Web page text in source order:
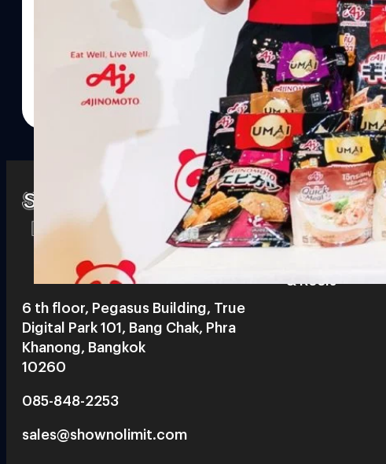
6 th floor, Pegasus Building, True
Digital Park 101, Bang Chak, Phra
Khanong, Bangkok
10260
085-848-2253
sales@shownolimit.com
Watch
& Reels